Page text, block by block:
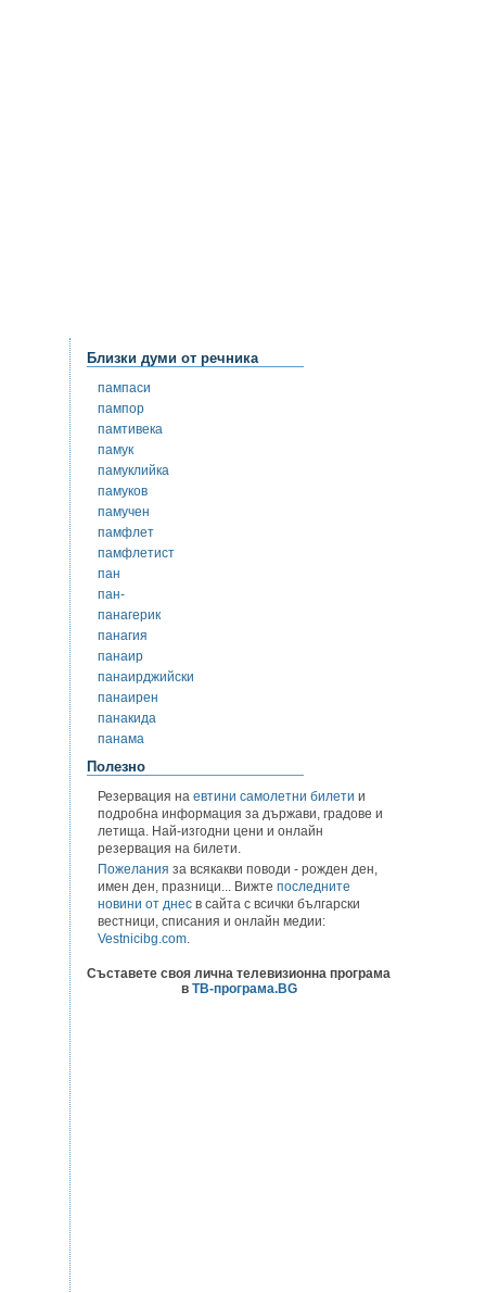
Близки думи от речника
пампаси
пампор
памтивека
памук
памуклийка
памуков
памучен
памфлет
памфлетист
пан
пан-
панагерик
панагия
панаир
панаирджийски
панаирен
панакида
панама
Полезно
Резервация на евтини самолетни билети и
подробна информация за държави, градове и
летища. Най-изгодни цени и онлайн
резервация на билети.
Пожелания за всякакви поводи - рожден ден,
имен ден, празници... Вижте последните
новини от днес в сайта с всички български
вестници, списания и онлайн медии:
Vestnicibg.com.
Съставете своя лична телевизионна програма
в ТВ-програма.BG